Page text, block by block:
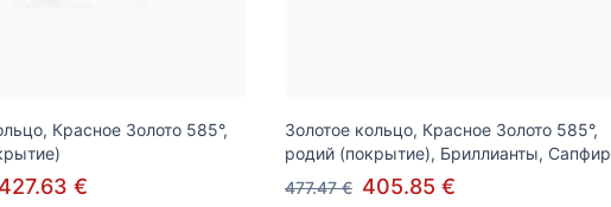
Красное Золото 585°,
€
Золотое кольцо, Красное Золото 585°,
родий (покрытие), Бриллианты, Сапфир
477.47 € 405.85 €